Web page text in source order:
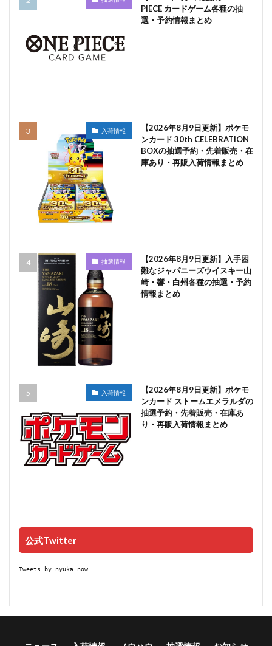
PIECE カードゲーム各種の抽
選・予約情報まとめ
入荷情報
【2026年8月9日更新】ポケモ
ンカード 30th CELEBRATION
BOXの抽選予約・先着販売・在
庫あり・再販入荷情報まとめ
抽選情報
【2026年8月9日更新】入手困
難なジャパニーズウイスキー山
崎・響・白州各種の抽選・予約
情報まとめ
入荷情報
【2026年8月9日更新】ポケモ
ンカード ストームエメラルダの
抽選予約・先着販売・在庫あ
り・再販入荷情報まとめ
公式Twitter
Tweets by nyuka_now